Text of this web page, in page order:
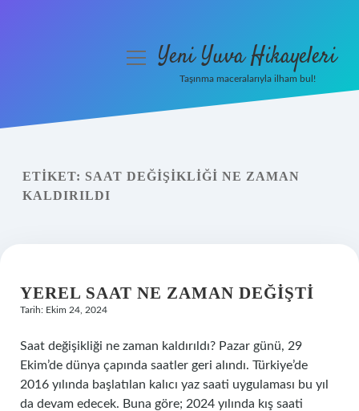
Yasal Uyarı
menüyüYeni Yuva Hikayeleri
Taşınma maceralarıyla ilham bul!
ETIKET: SAAT DEĞIŞIKLIĞI NE ZAMAN
KALDIRILDI
YEREL SAAT NE ZAMAN DEĞIŞTI
Tarih: Ekim 24, 2024
Saat değişikliği ne zaman kaldırıldı? Pazar günü, 29
Ekim’de dünya çapında saatler geri alındı. Türkiye’de
2016 yılında başlatılan kalıcı yaz saati uygulaması bu yıl
da devam edecek. Buna göre; 2024 yılında kış saati